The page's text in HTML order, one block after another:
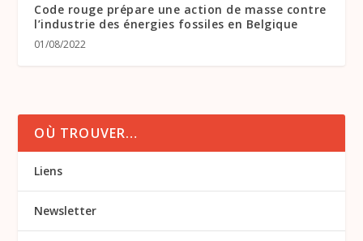
Code rouge prépare une action de masse contre
l’industrie des énergies fossiles en Belgique
01/08/2022
OÙ TROUVER…
Liens
Newsletter